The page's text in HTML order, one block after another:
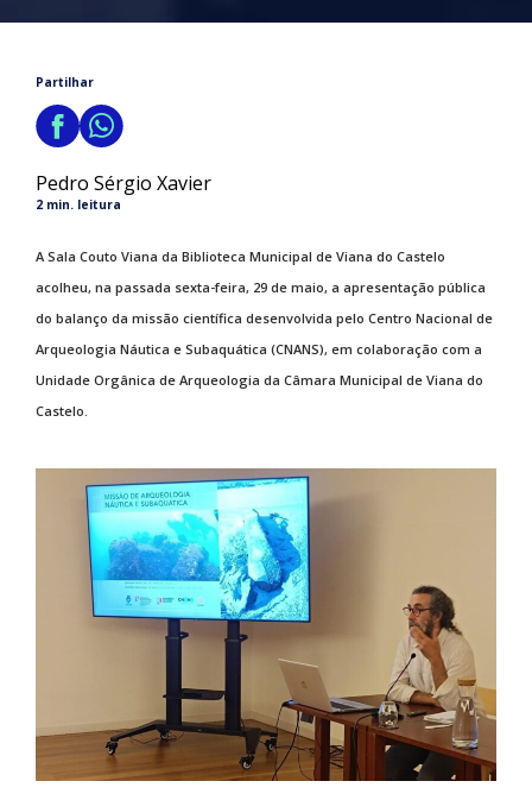
Partilhar
Pedro Sérgio Xavier
2 min. leitura
A Sala Couto Viana da Biblioteca Municipal de Viana do Castelo
acolheu, na passada sexta-feira, 29 de maio, a apresentação pública
do balanço da missão científica desenvolvida pelo Centro Nacional de
Arqueologia Náutica e Subaquática (CNANS), em colaboração com a
Unidade Orgânica de Arqueologia da Câmara Municipal de Viana do
Castelo.